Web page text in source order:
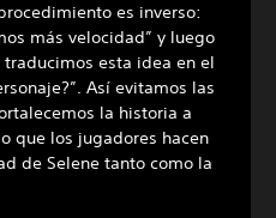
es inverso:
más velocidad” y luego
traducimos esta idea en el
Así evitamos las
la historia a
que los jugadores hacen
de Selene tanto como la